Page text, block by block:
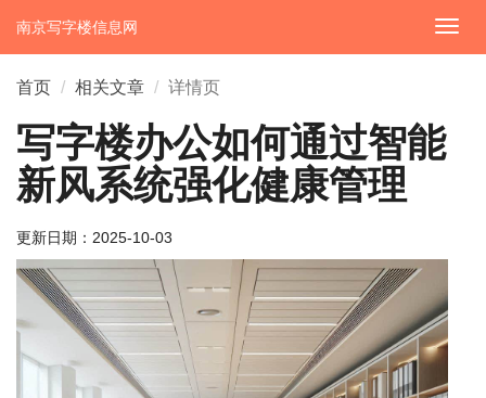
切
换
南京写字楼信息网
首页 相关文章 详情页
写字楼办公如何通过智能
新风系统强化健康管理
更新日期： 2025-10-03